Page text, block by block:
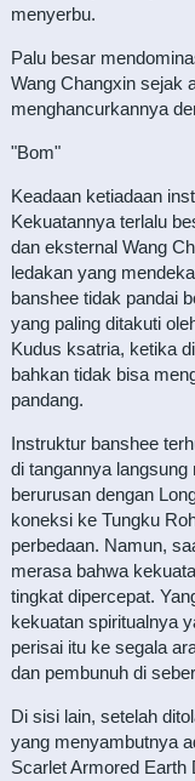
menyerbu.
Palu besar
Wang Changxin sejak
menghancurkannya
"Bom"
Keadaan ketiadaan
Kekuatannya terlalu
dan eksternal Wang
ledakan yang
banshee tidak pandai
yang paling ditakuti
Kudus ksatria, ketika
bahkan tidak bisa
pandang.
Instruktur banshee
di tangannya
berurusan dengan
koneksi ke Tungku
perbedaan. Namun,
merasa bahwa
tingkat dipercepat.
kekuatan spiritualnya
perisai itu ke segala
dan pembunuh di
Di sisi lain, setelah
yang menyambutnya
Scarlet Armored Earth